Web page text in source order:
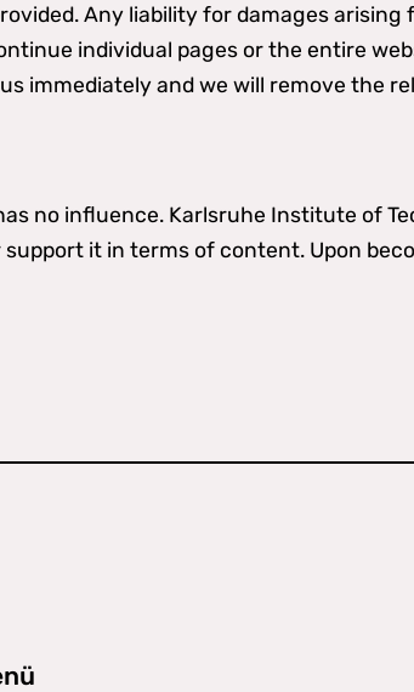
Any liability for damages
individual pages or the entire
immediately and we will remove the
no influence. Karlsruhe Institute of
it in terms of content. Upon